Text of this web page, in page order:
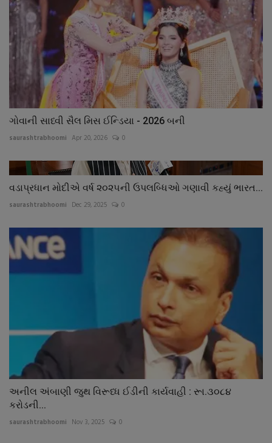
ગોવાની સાધ્વી સૈલ મિસ ઈન્ડિયા - 2026 બની
saurashtrabhoomi Apr 20, 2026 0
વડાપ્રધાન મોદીએ વર્ષ ૨૦૨૫ની ઉપલબ્ધિઓ ગણાવી કહ્યું ભારત...
saurashtrabhoomi Dec 29, 2025 0
અનીલ અંબાણી જુથ વિરૂધ્ધ ઈડીની કાર્યવાહી : રૂા.૩૦૮૪
કરોડની...
saurashtrabhoomi Nov 3, 2025 0